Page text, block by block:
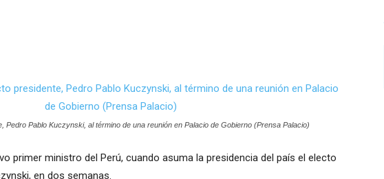
Pedro Pablo Kuczynski, al término de una reunión en Palacio de Gobierno (Prensa Palacio)
primer ministro del Perú, cuando asuma la presidencia del país el electo
en dos semanas.